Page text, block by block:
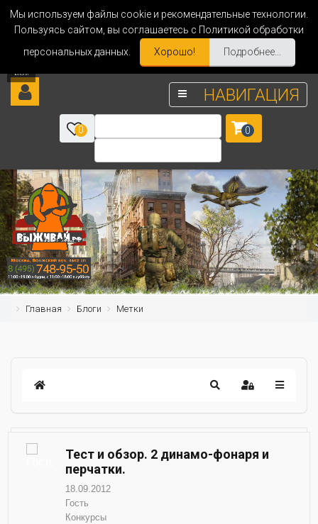
Мы используем файлы cookie и рекомендательные технологии.
Пользуясь сайтом, вы соглашаетесь с Политикой обработки
персональных данных.
Хорошо! Подробнее...
НАВИГАЦИЯ
0 0
Главная Блоги Метки
Тест и обзор. 2 динамо-фонаря и
перчатки.
18.09.2012
Гость
Конкурсы